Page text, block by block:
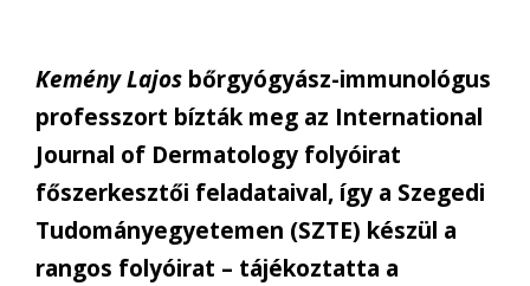
Kemény Lajos bőrgyógyász-immunológus
professzort bízták meg az International
Journal of Dermatology folyóirat
főszerkesztői feladataival, így a Szegedi
Tudományegyetemen (SZTE) készül a
rangos folyóirat – tájékoztatta a